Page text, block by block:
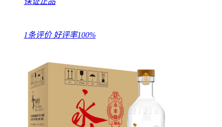
1条评价 好评率100%